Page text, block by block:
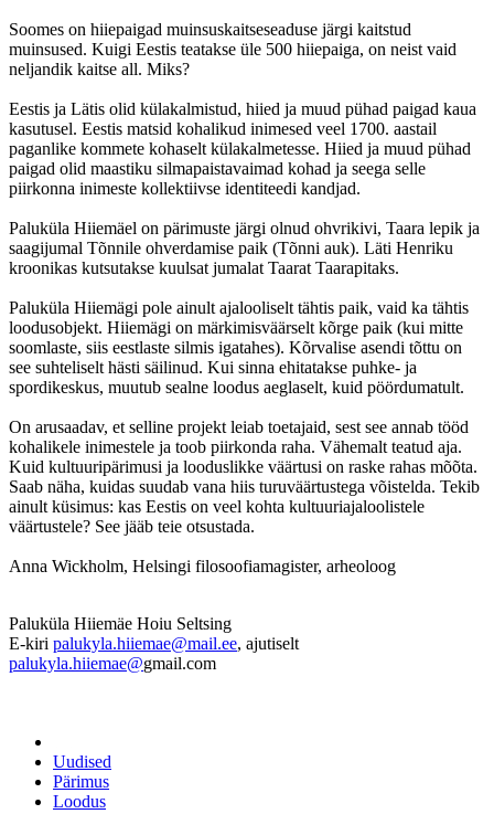
Soomes on hiiepaigad muinsuskaitseseaduse järgi kaitstud
muinsused. Kuigi Eestis teatakse üle 500 hiiepaiga, on neist vaid
neljandik kaitse all. Miks?
Eestis ja Lätis olid külakalmistud, hiied ja muud pühad paigad kaua
kasutusel. Eestis matsid kohalikud inimesed veel 1700. aastail
paganlike kommete kohaselt külakalmetesse. Hiied ja muud pühad
paigad olid maastiku silmapaistavaimad kohad ja seega selle
piirkonna inimeste kollektiivse identiteedi kandjad.
Paluküla Hiiemäel on pärimuste järgi olnud ohvrikivi, Taara lepik ja
saagijumal Tõnnile ohverdamise paik (Tõnni auk). Läti Henriku
kroonikas kutsutakse kuulsat jumalat Taarat Taarapitaks.
Paluküla Hiiemägi pole ainult ajalooliselt tähtis paik, vaid ka tähtis
loodusobjekt. Hiiemägi on märkimisväärselt kõrge paik (kui mitte
soomlaste, siis eestlaste silmis igatahes). Kõrvalise asendi tõttu on
see suhteliselt hästi säilinud. Kui sinna ehitatakse puhke- ja
spordikeskus, muutub sealne loodus aeglaselt, kuid pöördumatult.
On arusaadav, et selline projekt leiab toetajaid, sest see annab tööd
kohalikele inimestele ja toob piirkonda raha. Vähemalt teatud aja.
Kuid kultuuripärimusi ja looduslikke väärtusi on raske rahas mõõta.
Saab näha, kuidas suudab vana hiis turuväärtustega võistelda. Tekib
ainult küsimus: kas Eestis on veel kohta kultuuriajaloolistele
väärtustele? See jääb teie otsustada.
Anna Wickholm, Helsingi filosoofiamagister, arheoloog
Paluküla Hiiemäe Hoiu Seltsing
E-kiri palukyla.hiiemae@mail.ee, ajutiselt
palukyla.hiiemae@gmail.com
Uudised
Pärimus
Loodus